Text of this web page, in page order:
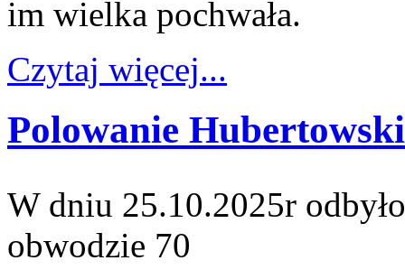
im wielka pochwała.
Czytaj więcej...
Polowanie
W dniu 25.10.2025r
obwodzie 70